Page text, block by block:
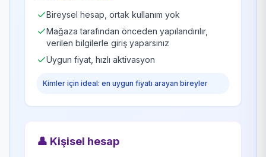
Bireysel hesap, ortak kullanım yok
Mağaza tarafından önceden yapılandırılır,
verilen bilgilerle giriş yaparsınız
Uygun fiyat, hızlı aktivasyon
Kimler için ideal: en uygun fiyatı arayan bireyler
👤 Kişisel hesap